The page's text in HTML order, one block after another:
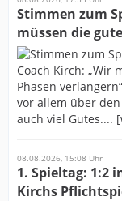
Stimmen zum
müssen die
vor allem über
auch viel Gutes....
08.08.2026, 15:08 Uhr
1. Spieltag: 1:2
Kirchs